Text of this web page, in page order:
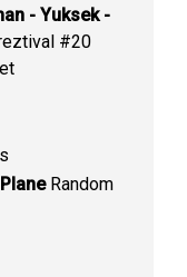
- Yuksek -
#20
Random